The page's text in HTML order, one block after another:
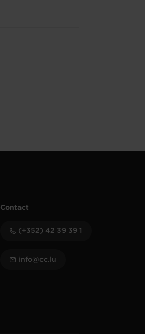
Contact
(+352) 42 39 39 1
info@cc.lu